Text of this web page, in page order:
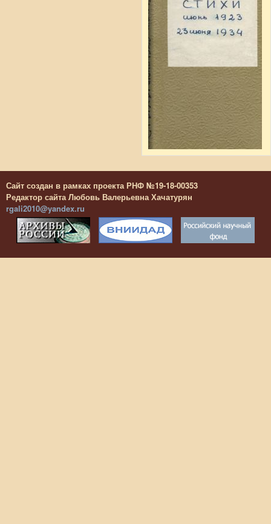
Сайт создан в рамках проекта РНФ №19-18-00353
Редактор сайта Любовь Валерьевна Хачатурян
rgali2010@yandex.ru